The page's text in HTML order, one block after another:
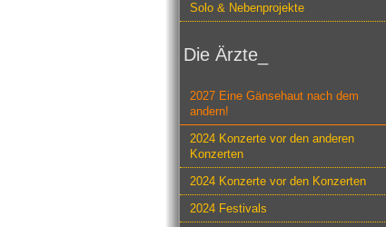
Solo & Nebenprojekte
Die Ärzte_
2027 Eine Gänsehaut nach dem
andern!
2024 Konzerte vor den anderen
Konzerten
2024 Konzerte vor den Konzerten
2024 Festivals